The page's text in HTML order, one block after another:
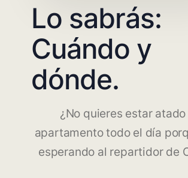
Lo sabrás:
Cuándo y
dónde.
¿No quieres estar atado
apartamento todo el día
esperando al repartidor de